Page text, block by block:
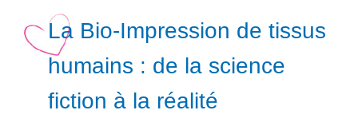
La Bio-Impression de tissus
humains : de la science
fiction à la réalité